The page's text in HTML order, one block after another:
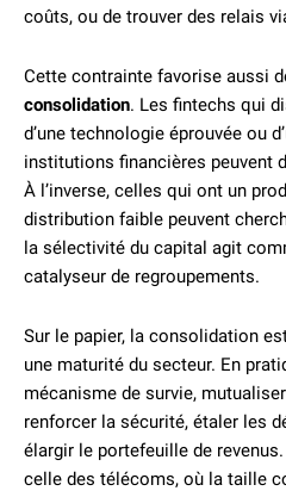
coûts, ou de trouver des relais
Cette contrainte favorise aussi
consolidation. Les fintechs qui
d’une technologie éprouvée ou
institutions financières peuvent
À l’inverse, celles qui ont un
distribution faible peuvent
la sélectivité du capital agit
catalyseur de regroupements.
Sur le papier, la consolidation
une maturité du secteur. En
mécanisme de survie,
renforcer la sécurité, étaler les
élargir le portefeuille de
celle des télécoms, où la taille